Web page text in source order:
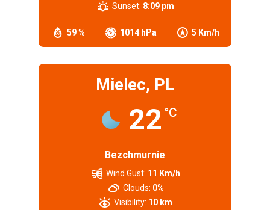
59 % 1014 hPa 5 Km/h
Sunset: 8:09 pm
Mielec, PL
22 °C
Bezchmurnie
Wind Gust: 11 Km/h
Clouds: 0%
Visibility: 10 km